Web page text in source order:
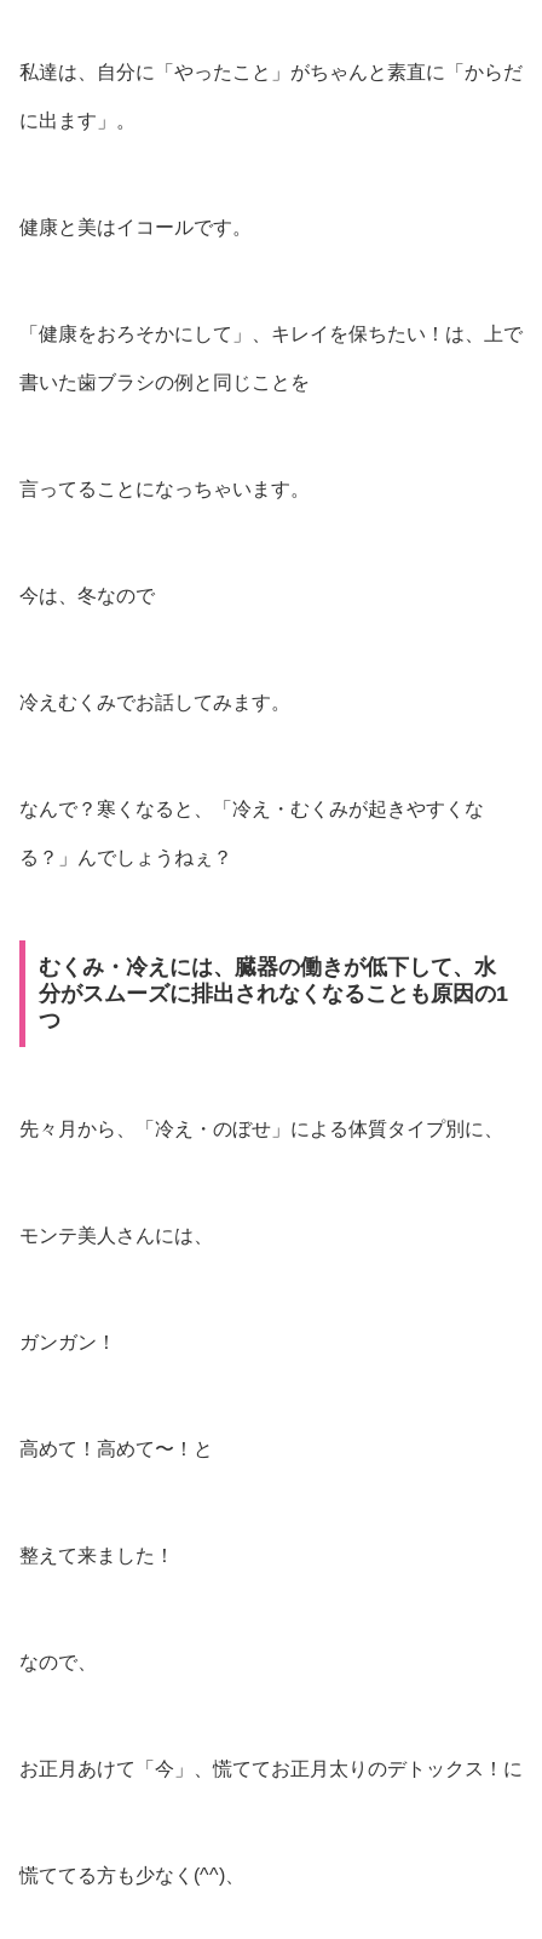
私達は、自分に「やったこと」がちゃんと素直に「からだ
に出ます」。
健康と美はイコールです。
「健康をおろそかにして」、キレイを保ちたい！は、上で
書いた歯ブラシの例と同じことを
言ってることになっちゃいます。
今は、冬なので
冷えむくみでお話してみます。
なんで？寒くなると、「冷え・むくみが起きやすくな
る？」んでしょうねぇ？
むくみ・冷えには、臓器の働きが低下して、水
分がスムーズに排出されなくなることも原因の1
つ
先々月から、「冷え・のぼせ」による体質タイプ別に、
モンテ美人さんには、
ガンガン！
高めて！高めて〜！と
整えて来ました！
なので、
お正月あけて「今」、慌ててお正月太りのデトックス！に
慌ててる方も少なく(⁠^⁠^⁠)、